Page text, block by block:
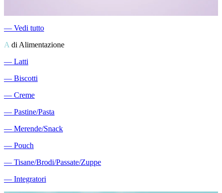
― Vedi tutto
A di Alimentazione
― Latti
― Biscotti
― Creme
― Pastine/Pasta
― Merende/Snack
― Pouch
― Tisane/Brodi/Passate/Zuppe
― Integratori